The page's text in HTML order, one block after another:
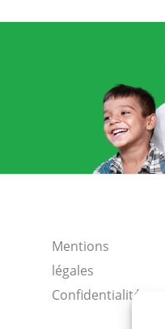
Mentions
légales
Confidentialité